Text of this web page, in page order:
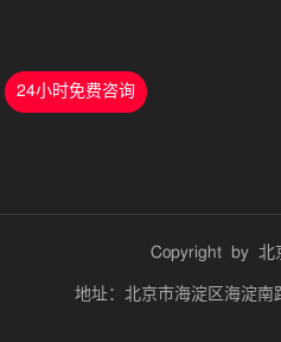
24小时免费咨询
Copyright by 北
地址：北京市海淀区海淀